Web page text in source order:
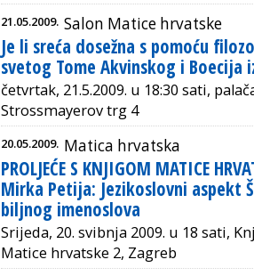
21.05.2009. Salon Matice hrvatske
Je li sreća dosežna s pomoću
svetog Tome Akvinskog i Boecija
četvrtak, 21.5.2009. u 18:30 sati,
Strossmayerov trg 4
20.05.2009. Matica hrvatska
PROLJEĆE S KNJIGOM MATICE
Mirka Petija: Jezikoslovni aspekt
biljnog imenoslova
Srijeda, 20. svibnja 2009. u 18 sati,
Matice hrvatske 2, Zagreb